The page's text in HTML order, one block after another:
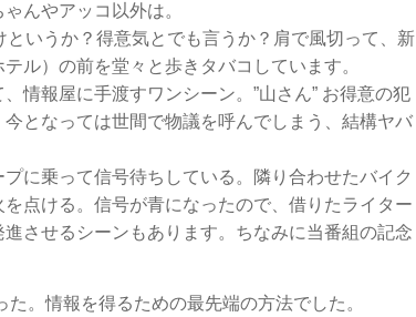
んやアッコ以外は。
というか？得意気とでも言うか？肩で風切って、新
ル）の前を堂々と歩きタバコしています。
情報屋に手渡すワンシーン。”山さん” お得意の犯
となっては世間で物議を呼んでしまう、結構ヤバ
に乗って信号待ちしている。隣り合わせたバイク
点ける。信号が青になったので、借りたライター
させるシーンもあります。ちなみに当番組の記念
。情報を得るための最先端の方法でした。